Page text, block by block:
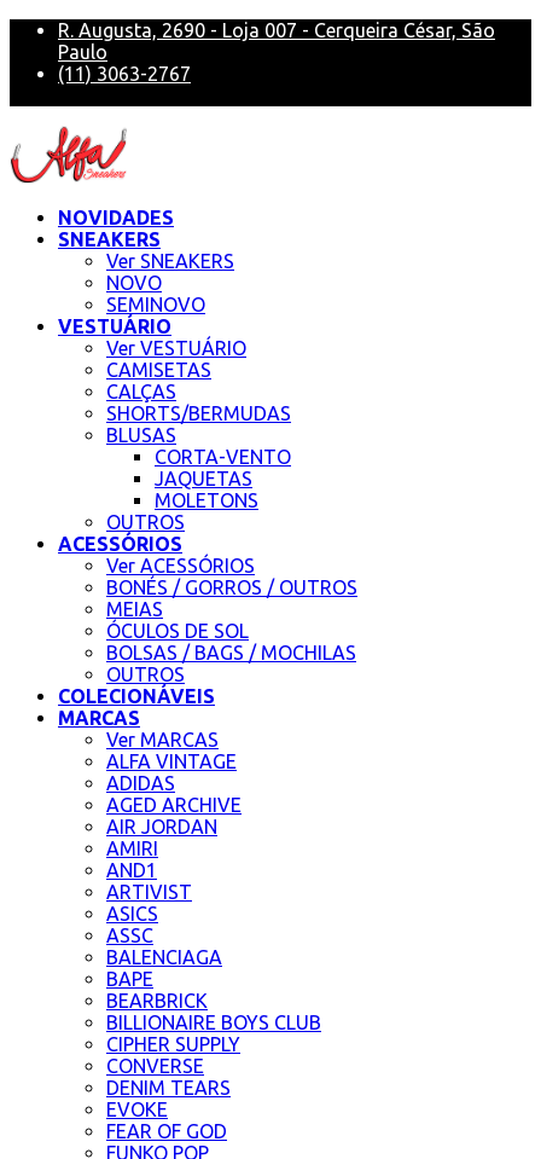
R. Augusta, 2690 - Loja 007 - Cerqueira César, São
Paulo
(11) 3063-2767
NOVIDADES
SNEAKERS
Ver SNEAKERS
NOVO
SEMINOVO
VESTUÁRIO
Ver VESTUÁRIO
CAMISETAS
CALÇAS
SHORTS/BERMUDAS
BLUSAS
CORTA-VENTO
JAQUETAS
MOLETONS
OUTROS
ACESSÓRIOS
Ver ACESSÓRIOS
BONÉS / GORROS / OUTROS
MEIAS
ÓCULOS DE SOL
BOLSAS / BAGS / MOCHILAS
OUTROS
COLECIONÁVEIS
MARCAS
Ver MARCAS
ALFA VINTAGE
ADIDAS
AGED ARCHIVE
AIR JORDAN
AMIRI
AND1
ARTIVIST
ASICS
ASSC
BALENCIAGA
BAPE
BEARBRICK
BILLIONAIRE BOYS CLUB
CIPHER SUPPLY
CONVERSE
DENIM TEARS
EVOKE
FEAR OF GOD
FUNKO POP